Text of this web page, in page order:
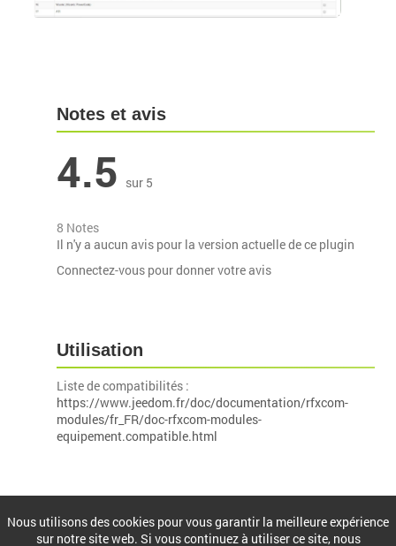
Notes et avis
4.5 sur 5
8 Notes
Il n'y a aucun avis pour la version actuelle de ce plugin
Connectez-vous pour donner votre avis
Utilisation
Liste de compatibilités :
https://www.jeedom.fr/doc/documentation/rfxcom-
modules/fr_FR/doc-rfxcom-modules-
equipement.compatible.html
Nous utilisons des cookies pour vous garantir la meilleure expérience
sur notre site web. Si vous continuez à utiliser ce site, nous